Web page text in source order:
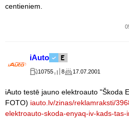
centieniem.
iAuto
10755 8 17.07.2001
iAuto testē jauno elektroauto "Škoda
FOTO) iauto.lv/zinas/reklamraksti/
elektroauto-skoda-enyaq-iv-kads-tas-